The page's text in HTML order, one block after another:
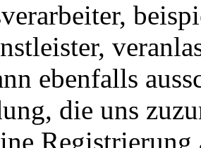
ebenfalls
die uns